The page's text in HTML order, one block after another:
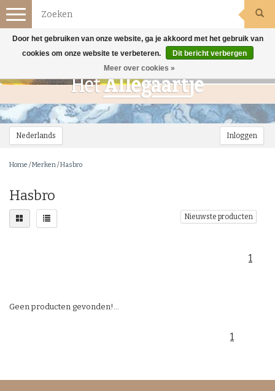
Nederlands Inloggen
Toggle
navigation
Home /Merken/Hasbro
Hasbro
Nieuwste producten
1
Geen producten gevonden!...
1
Door het gebruiken van onze website, ga je akkoord met het gebruik van
cookies om onze website te verbeteren.
Dit bericht verbergen
Meer over cookies »